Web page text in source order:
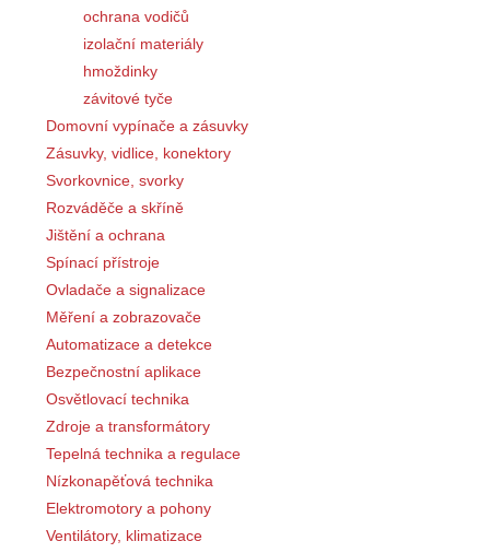
ochrana vodičů
izolační materiály
hmoždinky
závitové tyče
Domovní vypínače a zásuvky
Zásuvky, vidlice, konektory
Svorkovnice, svorky
Rozváděče a skříně
Jištění a ochrana
Spínací přístroje
Ovladače a signalizace
Měření a zobrazovače
Automatizace a detekce
Bezpečnostní aplikace
Osvětlovací technika
Zdroje a transformátory
Tepelná technika a regulace
Nízkonapěťová technika
Elektromotory a pohony
Ventilátory, klimatizace